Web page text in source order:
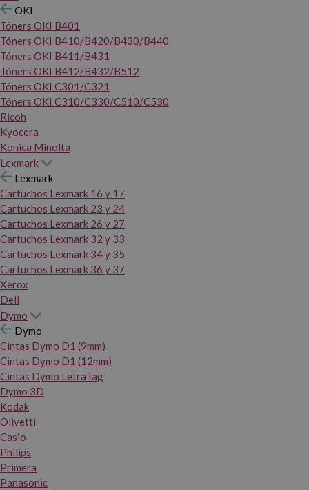
OKI
Tóners OKI B401
Tóners OKI B410/B420/B430/B440
Tóners OKI B411/B431
Tóners OKI B412/B432/B512
Tóners OKI C301/C321
Tóners OKI C310/C330/C510/C530
Ricoh
Kyocera
Konica Minolta
Lexmark
Lexmark
Cartuchos Lexmark 16 y 17
Cartuchos Lexmark 23 y 24
Cartuchos Lexmark 26 y 27
Cartuchos Lexmark 32 y 33
Cartuchos Lexmark 34 y 35
Cartuchos Lexmark 36 y 37
Xerox
Dell
Dymo
Dymo
Cintas Dymo D1 (9mm)
Cintas Dymo D1 (12mm)
Cintas Dymo LetraTag
Dymo 3D
Kodak
Olivetti
Casio
Philips
Primera
Panasonic